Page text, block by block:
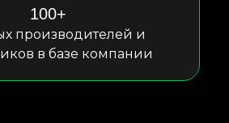
100+
производителей и
в базе компании